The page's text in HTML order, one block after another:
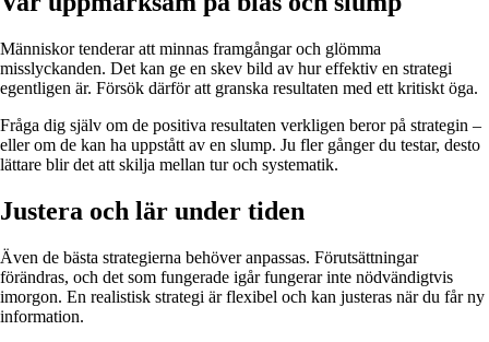
Människor tenderar att minnas framgångar och glömma
misslyckanden. Det kan ge en skev bild av hur effektiv en strategi
egentligen är. Försök därför att granska resultaten med ett kritiskt öga.
Fråga dig själv om de positiva resultaten verkligen beror på strategin –
eller om de kan ha uppstått av en slump. Ju fler gånger du testar, desto
lättare blir det att skilja mellan tur och systematik.
Justera och lär under tiden
Även de bästa strategierna behöver anpassas. Förutsättningar
förändras, och det som fungerade igår fungerar inte nödvändigtvis
imorgon. En realistisk strategi är flexibel och kan justeras när du får ny
information.